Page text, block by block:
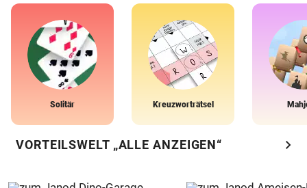
Solitär Kreuzworträtsel
VORTEILSWELT „ALLE ANZEIGEN“ chevron_right